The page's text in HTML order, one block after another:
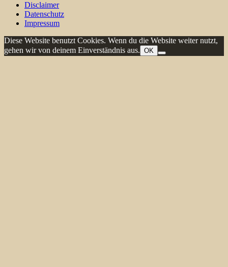
Disclaimer
Datenschutz
Impressum
Diese Website benutzt Cookies. Wenn du die Website weiter nutzt,
gehen wir von deinem Einverständnis aus. OK